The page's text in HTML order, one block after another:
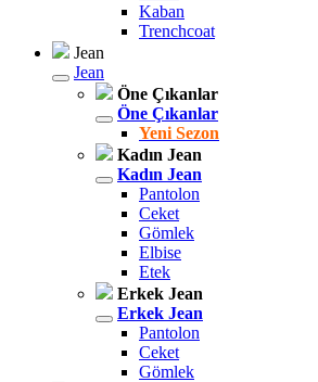
Kaban
Trenchcoat
Jean
Jean
Öne Çıkanlar
Öne Çıkanlar
Yeni Sezon
Kadın Jean
Kadın Jean
Pantolon
Ceket
Gömlek
Elbise
Etek
Erkek Jean
Erkek Jean
Pantolon
Ceket
Gömlek